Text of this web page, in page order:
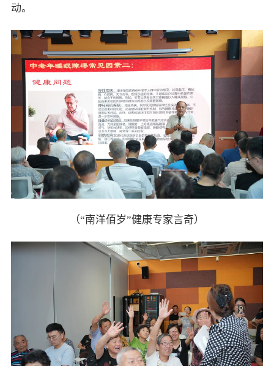
动。
（“南洋佰岁”健康专家言奇）